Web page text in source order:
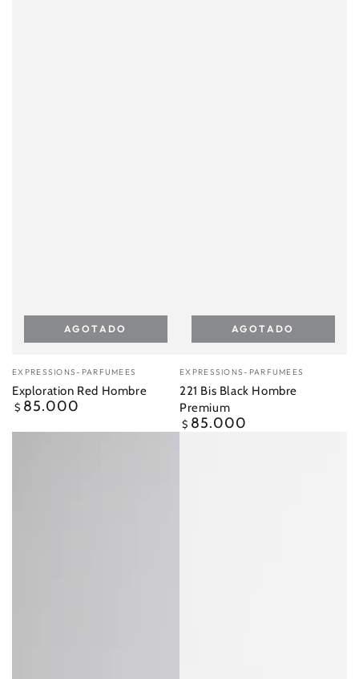
Vendedor:
EXPRESSIONS-PARFUMEES
Exploration Red Hombre
Precio
$ 85.000
AGOTADO
Vendedor:
EXPRESSIONS-PARFUMEES
221 Bis Black Hombre
Premium
Precio
$ 85.000
AGOTADO